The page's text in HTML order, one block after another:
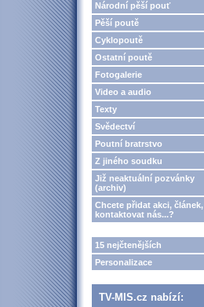
Národní pěší pouť
Pěší poutě
Cyklopoutě
Ostatní poutě
Fotogalerie
Video a audio
Texty
Svědectví
Poutní bratrstvo
Z jiného soudku
Již neaktuální pozvánky
(archiv)
Chcete přidat akci, článek,
kontaktovat nás...?
15 nejčtenějších
Personalizace
TV-MIS.cz nabízí: